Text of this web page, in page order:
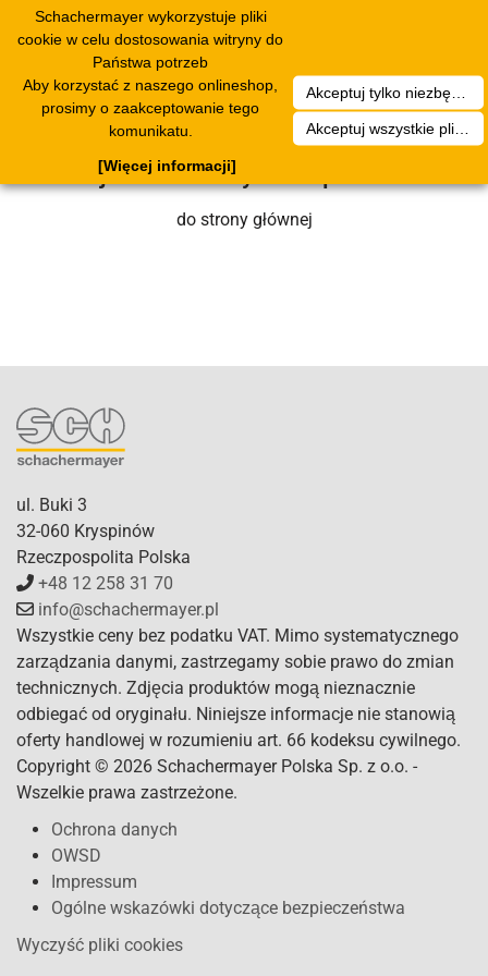
Schachermayer wykorzystuje pliki
cookie w celu dostosowania witryny do
Państwa potrzeb
Aby korzystać z naszego onlineshop,
prosimy o zaakceptowanie tego
komunikatu.
Akceptuj tylko niezbędne pliki cookies
Akceptuj wszystkie pliki cookies
[Więcej informacji]
Niestety wystąpił błąd techniczny. Nasz
zespół serwisowy wkrótce się nim
zajmie. Prosimy o cierpliwość.
do strony głównej
ul. Buki 3
32-060 Kryspinów
Rzeczpospolita Polska
+48 12 258 31 70
info@schachermayer.pl
Wszystkie ceny bez podatku VAT. Mimo systematycznego
zarządzania danymi, zastrzegamy sobie prawo do zmian
technicznych. Zdjęcia produktów mogą nieznacznie
odbiegać od oryginału. Niniejsze informacje nie stanowią
oferty handlowej w rozumieniu art. 66 kodeksu cywilnego.
Copyright © 2026 Schachermayer Polska Sp. z o.o. -
Wszelkie prawa zastrzeżone.
Ochrona danych
OWSD
Impressum
Ogólne wskazówki dotyczące bezpieczeństwa
Wyczyść pliki cookies